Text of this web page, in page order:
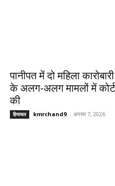
पानीपत में दो महिला
के अलग-अलग मामलों में
की
हिमाचल kmrchand9 - अगस्त 7, 2026